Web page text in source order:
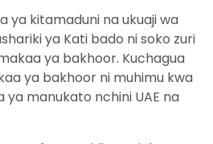
ya kitamaduni na ukuaji wa
ya Kati bado ni soko zuri
ya bakhoor. Kuchagua
ya bakhoor ni muhimu kwa
manukato nchini UAE na